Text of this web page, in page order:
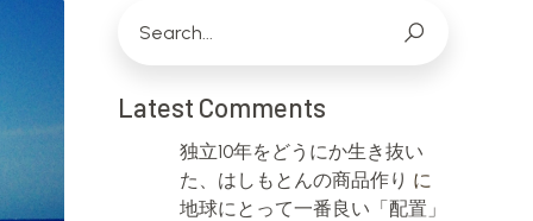
Latest Comments
独立10年をどうにか生き抜い
た、はしもとんの商品作り に
地球にとって一番良い「配置」